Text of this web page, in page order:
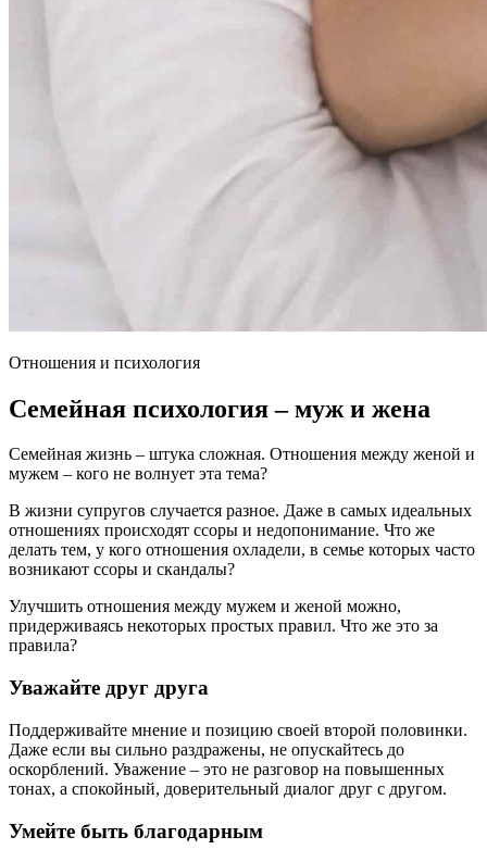
Отношения и психология
Семейная психология – муж и жена
Семейная жизнь – штука сложная. Отношения между женой и
мужем – кого не волнует эта тема?
В жизни супругов случается разное. Даже в самых идеальных
отношениях происходят ссоры и недопонимание. Что же
делать тем, у кого отношения охладели, в семье которых часто
возникают ссоры и скандалы?
Улучшить отношения между мужем и женой можно,
придерживаясь некоторых простых правил. Что же это за
правила?
Уважайте друг друга
Поддерживайте мнение и позицию своей второй половинки.
Даже если вы сильно раздражены, не опускайтесь до
оскорблений. Уважение – это не разговор на повышенных
тонах, а спокойный, доверительный диалог друг с другом.
Умейте быть благодарным